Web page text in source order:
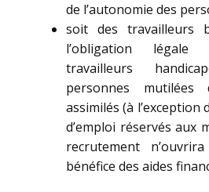
de l’autonomie des
soit des travailleurs
l’obligation légale
travailleurs
personnes
assimilés (à l’exception
d’emploi réservés aux
recrutement
bénéfice des aides